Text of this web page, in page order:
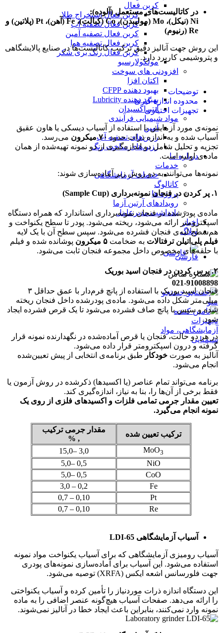
کربن فعال
کربن فعال استخراج طلا
کربن فعال تصفیه آب
کربن فعال تصفیه آمین
کربن فعال تصفیه هوا
کربن فعال رنگ بری شکر
مولکولارسیو
افزودنی های سوخت
اکتان افزا
بهبود دهنده CFPP
بهبود دهنده Lubricity
آنتی‌اکسیدان
مواد شیمیایی فرآیندی
آمین
رزین‌های تصفیه آب
رزین‌های ساخت رنگ
درباره ما
خدمات
خدمات آزمایشگاهی
کاتالوگ
پروژه ها
رویدادهای آرتین آزما
یادداشت مدیرعامل
اخبار
وبلاگ
فارسی
021-91008898
جستجو
منو
در کاتالیست‌های مستعمل (آلوده):
Ni (نیکل)، Mo (مولیبدن)، Co (کبالت)، Fe (آهن)، Pt (پلاتین) و
Re (رنیوم)
این روش جهت آنالیز دقیق ترکیب کاتالیست‌ها در صنایع پالایشگاهی
و پتروشیمی کاربرد دارد.
توضیحات
محدوده اندازه گیری
تجهیزات اختیاری
نمونه‌ی مورد آزمایش با استفاده از آسیاب دیسکی یا هاون عقیق
آسیاب شده و به اندازه ذرات حدود ۷۰ میکرون
می‌رسد.
تجزیه و تحلیل شامل دو اندازه‌گیری از دو نمونه تهیه‌شده از همان
ماده‌ی اولیه است.
نمونه‌ها می‌توانند به دو روش زیر آماده‌سازی شوند:
۱. پر کردن در فنجان نمونه‌برداری (Sample Cup)
ماده‌ی پودرشده در فنجان نمونه‌برداری استاندارد که همراه دستگاه
اسپکترومتر ارائه می‌شود، ریخته می‌شود. پودر تا سطح یکنواخت و
هم‌سطح لبه‌ی فنجان فشرده می‌شود. سپس سطح آن با یک لایه
فیلم پلی‌اتیلن‌ ترفتالات به ضخامت ۵ میکرون
پوشانده شده و فیلم
با حلقه‌های مخصوص داخل مجموعه فنجان ثابت می‌شود.
۲. پرس کردن در فنجان اسید بوریک
فنجان اسید بوریک با استفاده از پانچ فرم‌دار با عمق حداقل ۳
میلی‌متر شکل داده می‌شود. ماده‌ی پودرشده داخل فنجان ریخته
شده و سپس با پانچ صاف فشرده می‌شود تا یک قرص فشرده ایجاد
شود.
در هر دو حالت، فنجان یا قرص آماده‌شده در نگهدارنده نمونه قرار
گرفته و درون اسپکترومتر قرار داده می‌شود.
آنالیز به صورت خودکار طبق برنامه‌ی انتخابی از پیش تعیین‌شده
انجام می‌شود.
برنامه می‌تواند تمام عناصر (یا اکسیدها) ذکرشده در روش آزمون یا
فقط برخی از آن‌ها را، بنا به نیاز، اندازه‌گیری کند.
تعیین مقدار جرمی تمامی فلزات و اکسیدهای فلزی از روی یک
نمونه انجام می‌گیرد.
ترکیب تعیین شده
مقدار جرمی ترکیب
, %
MoO3
3,0 –15,0
NiO
0,5 –5,0
CoO
0,5 –5,0
Fe
0,2 – 3,0
Pt
0,10 – 0,7
Re
0,10 – 0,7
آسیاب آزمایشگاهی LDI-65
آسیاب رومیزی آزمایشگاهی که برای آسیاب یکنواخت مواد نمونه
استفاده می‌شود. این آسیاب برای آماده‌سازی نمونه‌های پودری
جهت فلورسانس اشعه ایکس (XRFA) توصیه می‌شود.
این دستگاه اندازه ذرات موردنیاز را تأمین کرده و آسیاب یکنواختی
را ارائه می‌دهد. صفحات آسیاب هیچ‌گونه عنصر اضافی را به ماده
نمونه وارد نمی‌کنند، بنابراین باعث ایجاد خطا در آنالیز نمی‌شوند.